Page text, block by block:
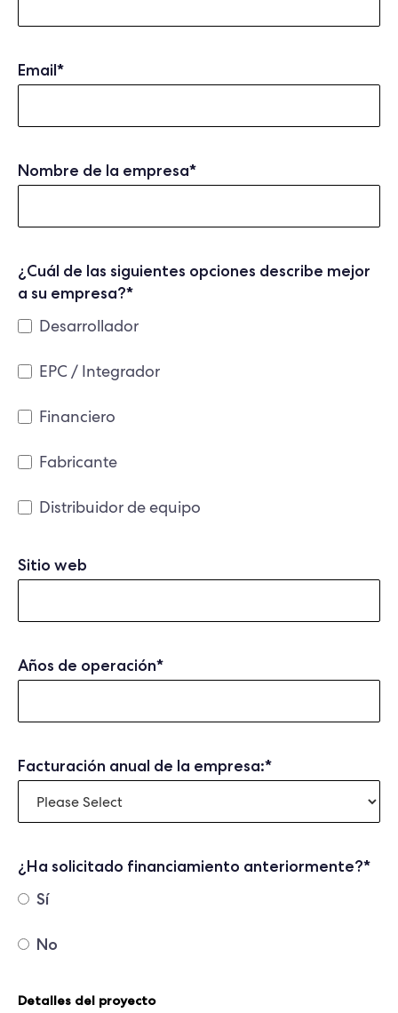
Email*
Nombre de la empresa*
¿Cuál de las siguientes opciones describe mejor
a su empresa?*
Desarrollador
EPC / Integrador
Financiero
Fabricante
Distribuidor de equipo
Sitio web
Años de operación*
Facturación anual de la empresa:*
¿Ha solicitado financiamiento anteriormente?*
Sí
No
Detalles del proyecto